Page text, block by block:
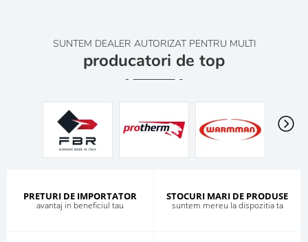
SUNTEM DEALER AUTORIZAT PENTRU MULTI
producatori de top
PRETURI DE IMPORTATOR
avantaj in beneficiul tau
STOCURI MARI DE PRODUSE
suntem mereu la dispozitia ta